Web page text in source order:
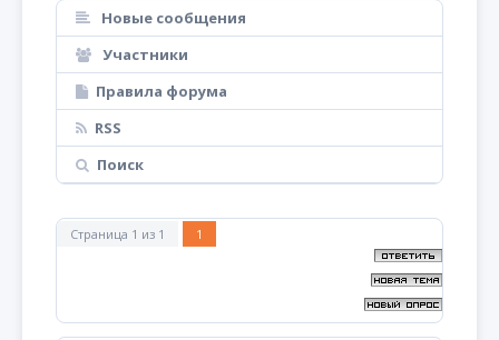
Новые сообщения
Участники
Правила форума
RSS
Поиск
Страница 1 из 1 1